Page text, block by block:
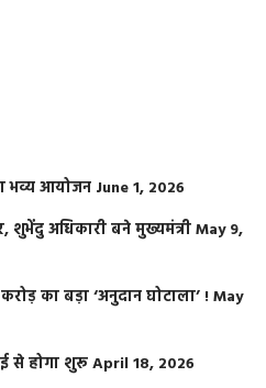
भव्य आयोजन June 1, 2026
शुभेंदु अधिकारी बने मुख्यमंत्रीMay 9,
का बड़ा ‘अनुदान घोटाला’ !May
से होगा शुरूApril 18, 2026